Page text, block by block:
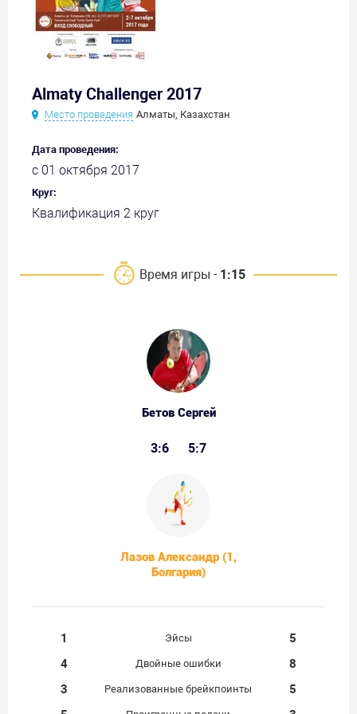
Almaty Challenger 2017
Место проведения Алматы, Казахстан
Дата проведения:
с 01 октября 2017
Круг:
Квалификация 2 круг
Время игры - 1:15
Бетов Сергей
3:6 5:7
Лазов Александр (1,
Болгария)
1 Эйсы
5
4
Двойные ошибки
8
3
Реализованные брейкпоинты
5